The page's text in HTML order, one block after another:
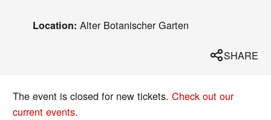
Location: Alter Botanischer Garten
SHARE
The event is closed for new tickets.Check out our
current events.